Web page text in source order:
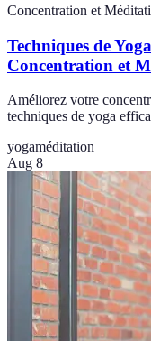
Concentration et
Techniques de
Concentration et
Améliorez votre
techniques de yoga
yogaméditation
Aug 8